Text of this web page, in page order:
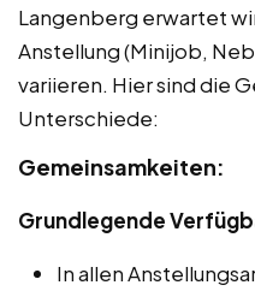
Langenberg erwartet
Anstellung (Minijob,
variieren. Hier sind die
Unterschiede:
Gemeinsamkeiten:
Grundlegende
In allen